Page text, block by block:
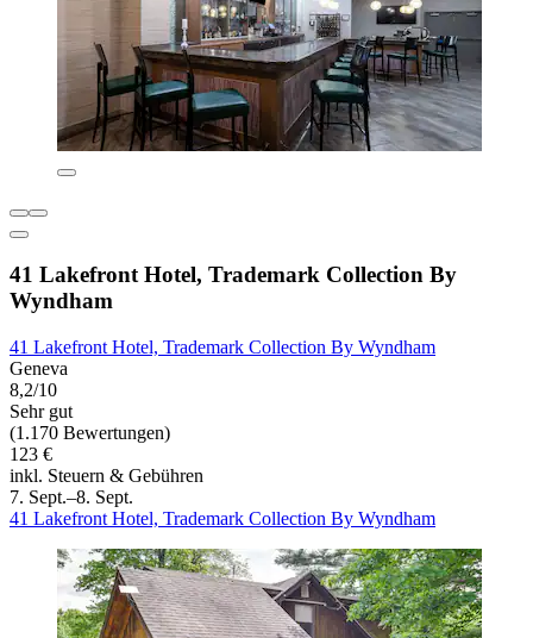
41 Lakefront Hotel, Trademark Collection By
Wyndham
41 Lakefront Hotel, Trademark Collection By Wyndham
Geneva
8,2/10
Sehr gut
(1.170 Bewertungen)
123 €
inkl. Steuern & Gebühren
7. Sept.–8. Sept.
41 Lakefront Hotel, Trademark Collection By Wyndham